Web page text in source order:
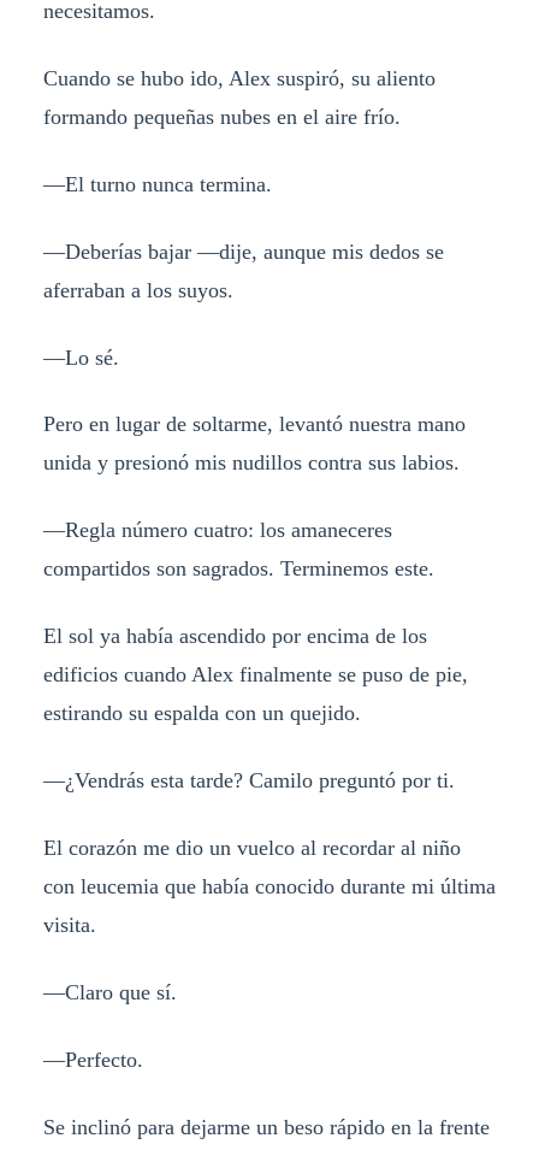
necesitamos.
Cuando se hubo ido, Alex suspiró, su aliento
formando pequeñas nubes en el aire frío.
—El turno nunca termina.
—Deberías bajar —dije, aunque mis dedos se
aferraban a los suyos.
—Lo sé.
Pero en lugar de soltarme, levantó nuestra mano
unida y presionó mis nudillos contra sus labios.
—Regla número cuatro: los amaneceres
compartidos son sagrados. Terminemos este.
El sol ya había ascendido por encima de los
edificios cuando Alex finalmente se puso de pie,
estirando su espalda con un quejido.
—¿Vendrás esta tarde? Camilo preguntó por ti.
El corazón me dio un vuelco al recordar al niño
con leucemia que había conocido durante mi última
visita.
—Claro que sí.
—Perfecto.
Se inclinó para dejarme un beso rápido en la frente